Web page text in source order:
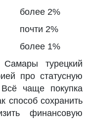
более 2%
почти 2%
более 1%
турецкий
про статусную
чаще покупка
способ сохранить
финансовую